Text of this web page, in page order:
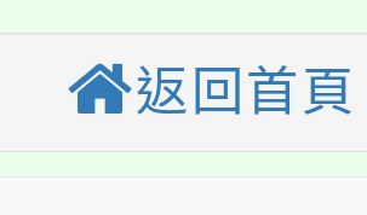
》溝通分析基
歡迎學生輔導中心
諮商輔導、社會
「校園短影音徵
簡章及活動海報
市115學年度學生
返回首頁